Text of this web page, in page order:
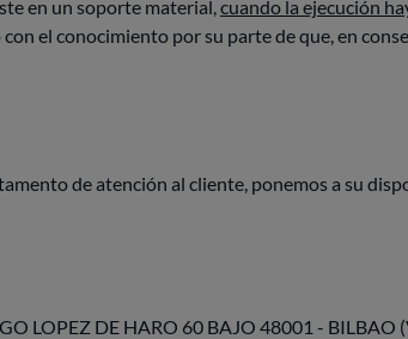
en un soporte material,cuando la ejecución
el conocimiento por su parte de que, en
de atención al cliente, ponemos a su
LOPEZ DE HARO 60 BAJO 48001 - BILBAO